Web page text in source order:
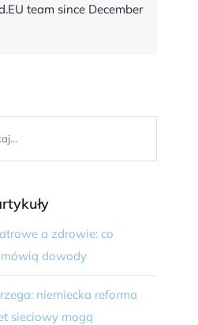
team since December
a zdrowie: co
dowody
niemiecka reforma
sieciowy mogą